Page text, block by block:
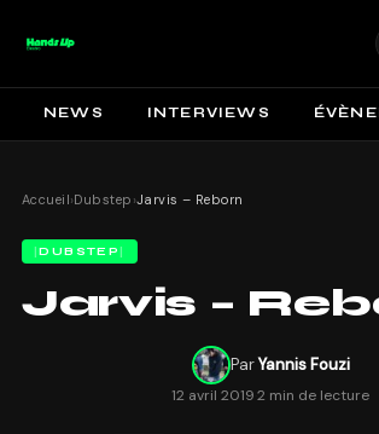
NEWS INTERVIEWS
Accueil›Dubstep ›Jarvis – Reborn
DUBSTEP
Jarvis –
ParYannis Fouzi
12 avril 20192 min de lecture